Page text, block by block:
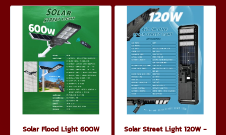
Solar Flood Light 600W
Solar Street Light 120W -